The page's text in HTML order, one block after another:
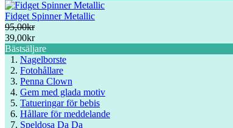
Fidget Spinner Metallic
95,00kr
39,00kr
Bästsäljare
Nagelborste
Fotohållare
Penna Clown
Gem med glada motiv
Tatueringar för bebis
Hållare för meddelande
Speldosa Da Da